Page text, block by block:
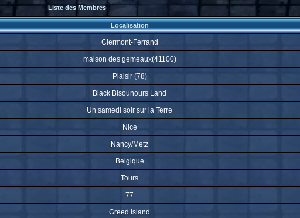
Liste des Membres
Localisation
Clermont-Ferrand
maison des gemeaux(41100)
Plaisir (78)
Black Bisounours Land
Un samedi soir sur la Terre
Nice
Nancy/Metz
Belgique
Tours
77
Greed Island